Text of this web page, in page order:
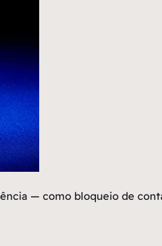
— como bloqueio de